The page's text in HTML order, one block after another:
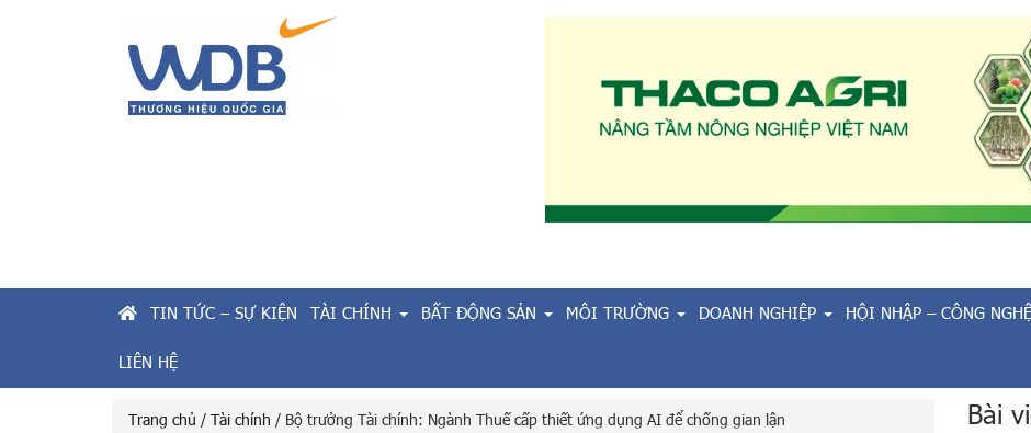
TIN TỨC – SỰ KIỆN TÀI CHÍNH BẤT ĐỘNG SẢN MÔI TRƯỜNG DOANH NGHIỆP HỘI NHẬP – CÔNG NGHỆ
LIÊN HỆ
Trang chủ / Tài chính / Bộ trưởng Tài chính: Ngành Thuế cấp thiết ứng dụng AI để chống gian lận Bài